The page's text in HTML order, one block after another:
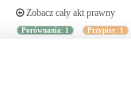
Zobacz cały akt prawny
Porównania: 1 Przypisy: 1